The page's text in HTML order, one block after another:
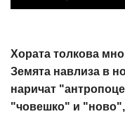
Хората толкова
Земята навлиза в
наричат
"човешко" и